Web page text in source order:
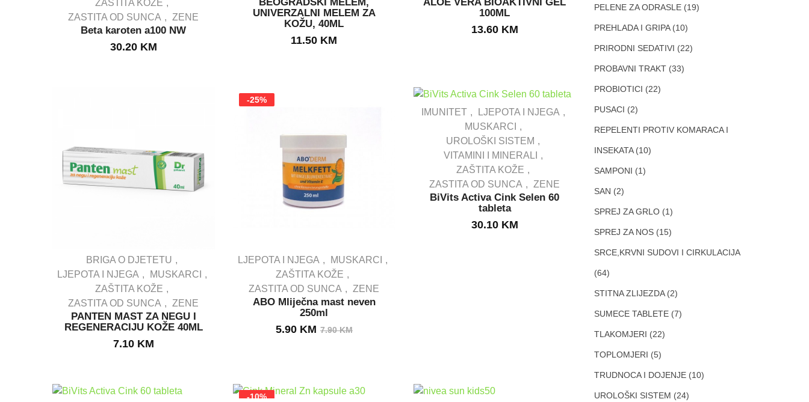
IN STOCK
ZAŠTITA KOŽE
ZASTITA OD SUNCA
ZENE
Beta karoten a100 NW
30.20 KM
UNIVERZALNI MELEM ZA
KOŽU, 40ML
11.50 KM
100ML
13.60 KM
IN STOCK
BRIGA O DJETETU
LJEPOTA I NJEGA
MUSKARCI
ZAŠTITA KOŽE
ZASTITA OD SUNCA
ZENE
PANTEN MAST ZA NEGU I
REGENERACIJU KOŽE 40ML
7.10 KM
-25%
OUT STOCK
LJEPOTA I NJEGA
MUSKARCI
ZAŠTITA KOŽE
ZASTITA OD SUNCA
ZENE
ABO Mliječna mast neven
250ml
7.90KMIzvorna
7.90 KM.
5.90 KM
Trenutna
IN STOCK
IMUNITET
LJEPOTA I NJEGA
MUSKARCI
UROLOŠKI SISTEM
VITAMINI I MINERALI
ZAŠTITA KOŽE
ZASTITA OD SUNCA
ZENE
BiVits Activa Cink Selen 60
tableta
30.10 KM
-10%
PELENE ZA ODRASLE (19)
PREHLADA I GRIPA (10)
PRIRODNI SEDATIVI (22)
PROBAVNI TRAKT (33)
PROBIOTICI (22)
PUSACI (2)
REPELENTI PROTIV KOMARACA I
INSEKATA (10)
SAMPONI (1)
SAN (2)
SPREJ ZA GRLO (1)
SPREJ ZA NOS (15)
SRCE,KRVNI SUDOVI I CIRKULACIJA
(64)
STITNA ZLIJEZDA (2)
SUMECE TABLETE (7)
TLAKOMJERI (22)
TOPLOMJERI (5)
TRUDNOCA I DOJENJE (10)
UROLOŠKI SISTEM (24)